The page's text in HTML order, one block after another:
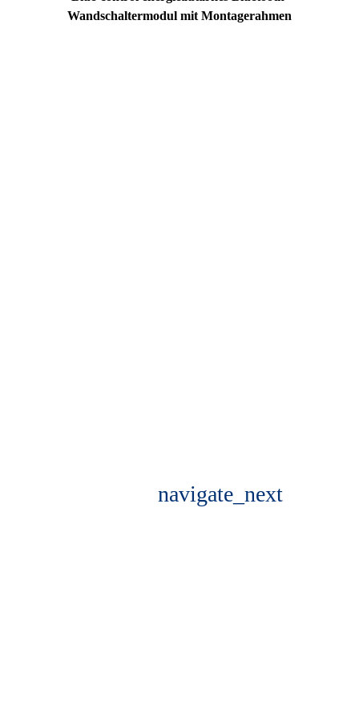
Wandschaltermodul mit Montagerahmen